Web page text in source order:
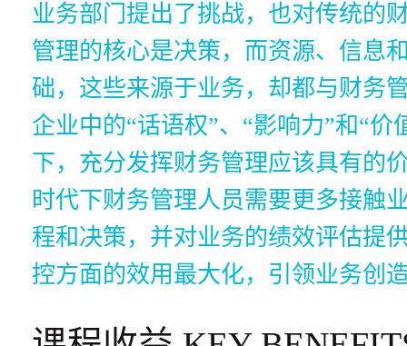
业务部门提出了挑战，也对传统的
管理的核心是决策，而资源、信息
础，这些来源于业务，却都与财务
企业中的“话语权”、“影响力”和“
下，充分发挥财务管理应该具有的
时代下财务管理人员需要更多接触
程和决策，并对业务的绩效评估提
控方面的效用最大化，引领业务创